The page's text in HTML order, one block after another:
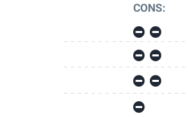
CONS: